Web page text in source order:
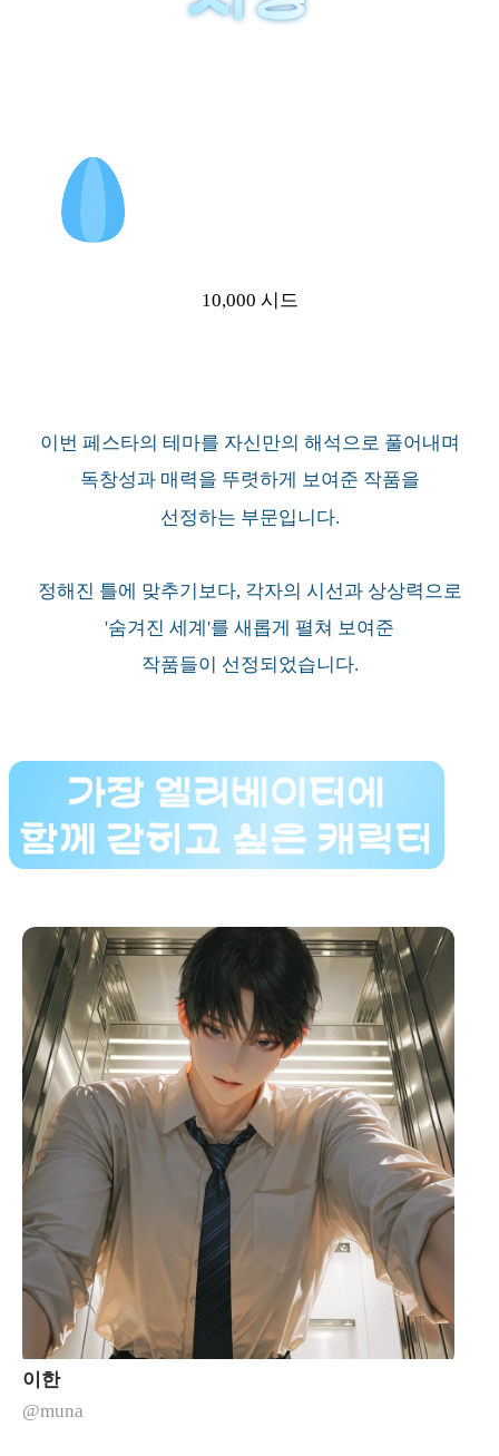
10,000 시드
이번 페스타의 테마를 자신만의 해석으로 풀어내며
독창성과 매력을 뚜렷하게 보여준 작품을
선정하는 부문입니다.
정해진 틀에 맞추기보다, 각자의 시선과 상상력으로
'숨겨진 세계'를 새롭게 펼쳐 보여준
작품들이 선정되었습니다.
이한
@muna